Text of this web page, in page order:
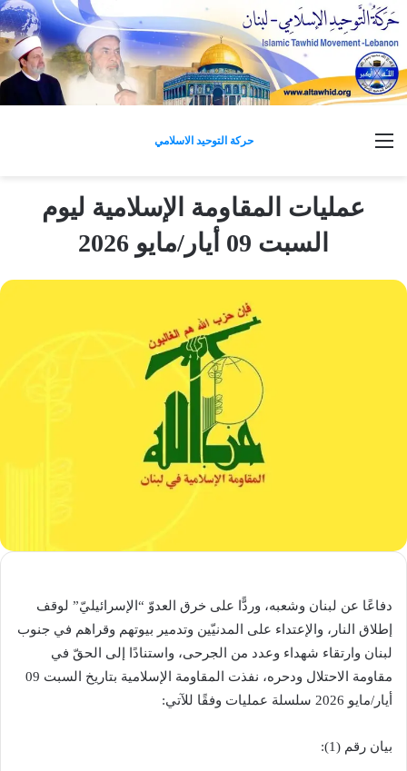
حركة التوحيد الاسلامي القائمة
عمليات المقاومة الإسلامية ليوم
السبت 09 أيار/مايو 2026
دفاعًا عن لبنان وشعبه، وردًّا على خرق العدوّ “الإسرائيليّ” لوقف
إطلاق النار، والإعتداء على المدنيّين وتدمير بيوتهم وقراهم في جنوب
لبنان وارتقاء شهداء وعدد من الجرحى، واستنادًا إلى الحقّ في
مقاومة الاحتلال ودحره، نفذت المقاومة الإسلامية بتاريخ السبت 09
أيار/مايو 2026 سلسلة عمليات وفقًا للآتي:
بيان رقم (1):‏